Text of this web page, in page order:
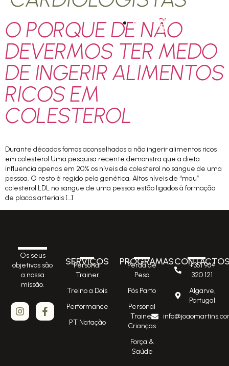
PT
O PORQUE DE NÃO
DEVERMOS TER MEDO
DE INGERIR ALIMENTOS
RICOS EM
COLESTEROL
Durante décadas fomos aconselhados a não ingerir alimentos ricos
em colesterol Uma pesquisa recente demonstra que a dieta
influencia apenas em 20% os níveis de colesterol no sangue de uma
pessoa. O resto é regido pela genética. Altos níveis de “mau”
colesterol LDL no sangue de uma pessoa estão ligados à formação
de placas arteriais […]
Os seus
objetivos são
a nossa
missão.
SERVIÇOS
Personal
Trainer
Treino a Dois
Performance
PT Natação
PROGRAMAS
Perda de
Peso
Pós Parto
Personal
Trainer
Crianças
Força &
Saúde
+351 964
320 121
Algarve,
Portugal